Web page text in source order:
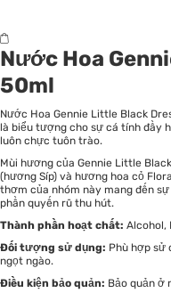
Nước Hoa
50ml
Nước Hoa Gennie Little Black
là biểu tượng cho sự cá tính đầy
luôn chực tuôn trào.
Mùi hương của Gennie Little
(hương Síp) và hương hoa cỏ
thơm của nhóm này mang đến
phần quyến rũ thu hút.
Thành phần hoạt chất: Alcohol,
Đối tượng sử dụng: Phù hợp sử
ngọt ngào.
Điều kiện bảo quản: Bảo quản ở